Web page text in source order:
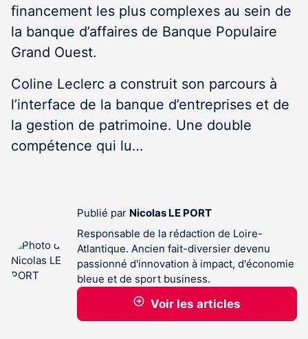
financement les plus complexes au sein de
la banque d’affaires de Banque Populaire
Grand Ouest.
Coline Leclerc a construit son parcours à
l’interface de la banque d’entreprises et de
la gestion de patrimoine. Une double
compétence qui lu…
Publié par Nicolas LE PORT
Responsable de la rédaction de Loire-
Atlantique. Ancien fait-diversier devenu
passionné d'innovation à impact, d'économie
bleue et de sport business.
Voir les articles